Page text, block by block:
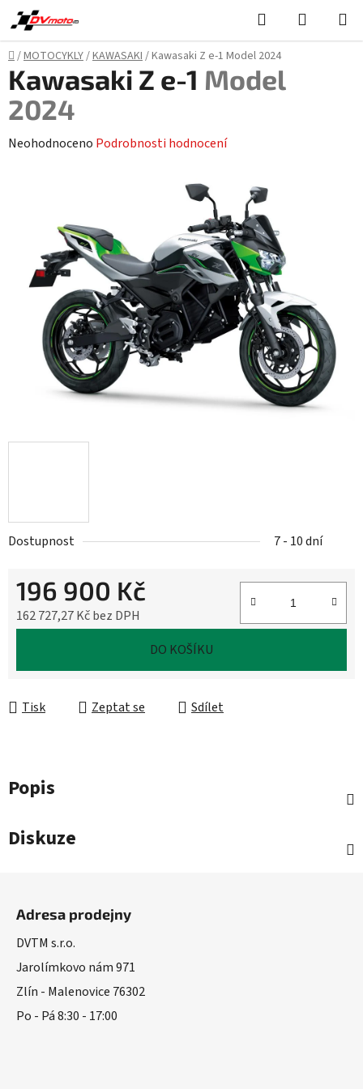
Přejít
na
obsah
Hledat
KOŠÍK
Domů
/MOTOCYKLY/KAWASAKI/Kawasaki Z e-1 Model 2024
Dostupnost 7 - 10 dní
196 900 Kč
162 727,27 Kč bez DPH
DO KOŠÍKU
Tisk Zeptat se Sdílet
Kawasaki Z e-1 Model
2024
Průměrné
hvězdiček.
Neohodnoceno Podrobnosti hodnocení
Popis
Diskuze
Adresa prodejny
DVTM s.r.o.
Jarolímkovo nám 971
Zlín - Malenovice 76302
Po - Pá 8:30 - 17:00